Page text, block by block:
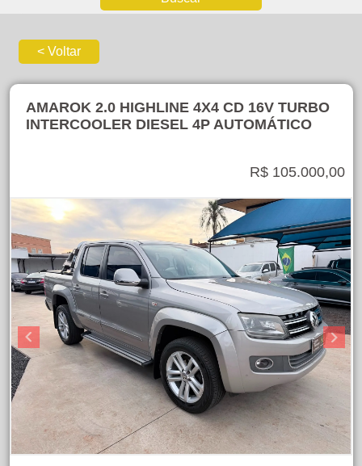
AMAROK 2.0 HIGHLINE 4X4 CD 16V TURBO
INTERCOOLER DIESEL 4P AUTOMÁTICO
R$ 105.000,00